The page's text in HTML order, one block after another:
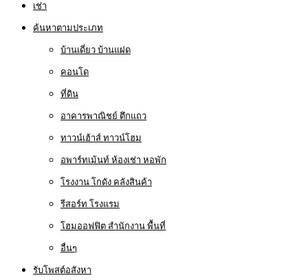
เช่า
ค้นหาตามประเภท
บ้านเดี่ยว บ้านแฝด
คอนโด
ที่ดิน
อาคารพาณิชย์ ตึกแถว
ทาวน์เฮ้าส์ ทาวน์โฮม
อพาร์ทเม้นท์ ห้องเช่า หอพัก
โรงงาน โกดัง คลังสินค้า
รีสอร์ท โรงแรม
โฮมออฟฟิต สำนักงาน พื้นที่
อื่นๆ
รับโพสต์อสังหา